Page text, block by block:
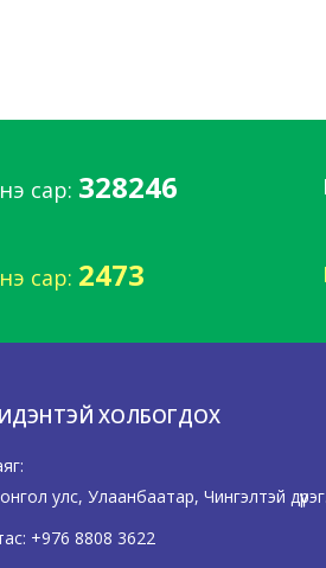
сар: 328246
сар: 2473
ХОЛБОГДОХ
улс, Улаанбаатар, Чингэлтэй
+976 8808 3622